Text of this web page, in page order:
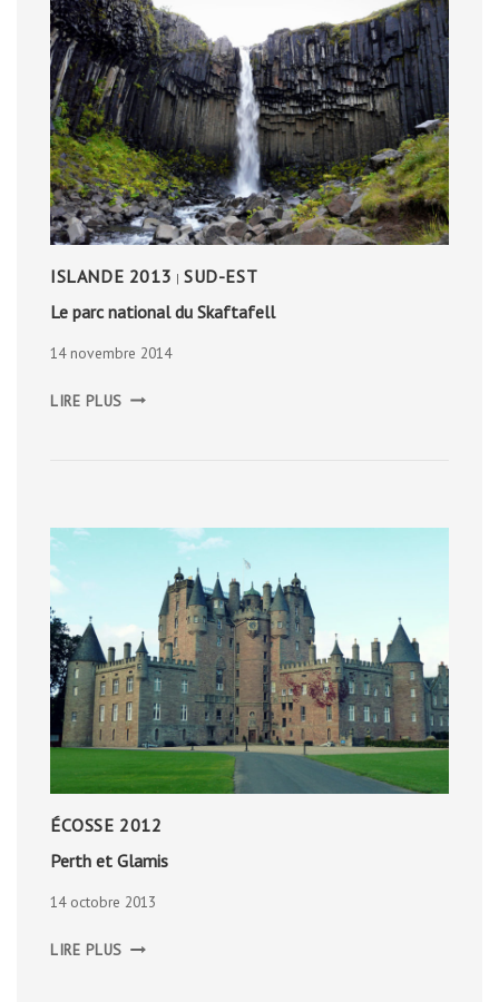
ISLANDE 2013 | SUD-EST
Le parc national du Skaftafell
14 novembre 2014
LIRE PLUS PARC
ÉCOSSE 2012
Perth et Glamis
14 octobre 2013
LIRE PLUS